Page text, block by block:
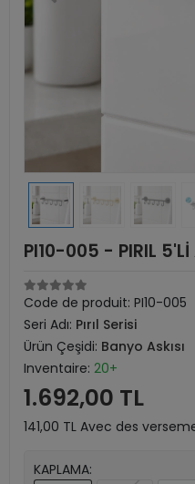
PI10-005 - PIRIL
Code de produit: PI10-005
Seri Adı: Pırıl Serisi
Ürün Çeşidi: Banyo Askısı
Inventaire: 20+
1.692,00 TL
141,00 TL Avec des
KAPLAMA: